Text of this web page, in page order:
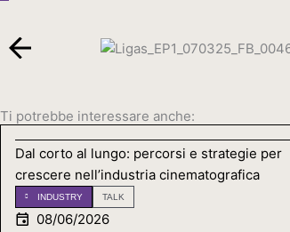
Ti potrebbe interessare anche:
Dal corto al lungo: percorsi e strategie per
crescere nell’industria cinematografica
INDUSTRY TALK
08/06/2026